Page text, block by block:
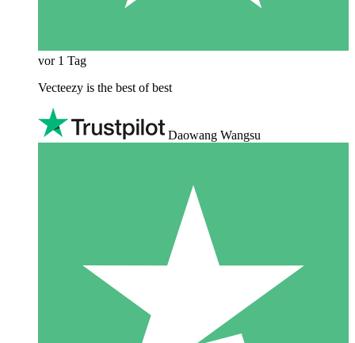
vor 1 Tag
Vecteezy is the best of best
Daowang Wangsu